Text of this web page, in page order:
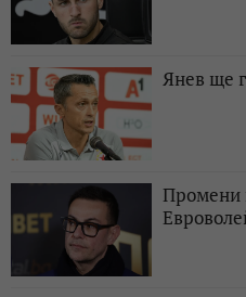
Янев ще
Промени